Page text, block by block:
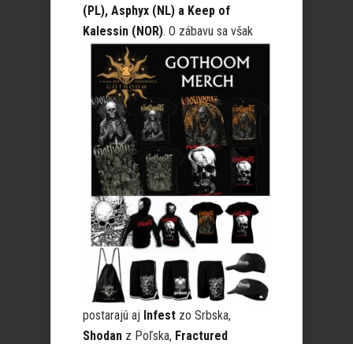
(PL), Asphyx (NL) a Keep of
Kalessin (NOR). O zábavu sa však
postarajú aj Infest zo Srbska,
Shodan z Poľska, Fractured